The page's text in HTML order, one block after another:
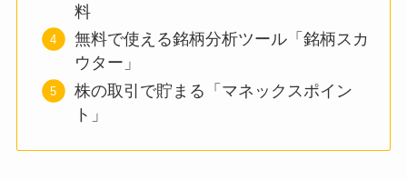
料
無料で使える銘柄分析ツール「銘柄スカ
ウター」
株の取引で貯まる「マネックスポイン
ト」